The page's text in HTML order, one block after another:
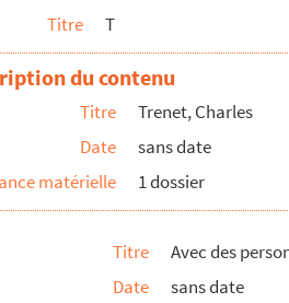
Titre T
du contenu
Titre
Trenet, Charles
Date
sans date
matérielle
1 dossier
Titre
Avec des
Date
sans date